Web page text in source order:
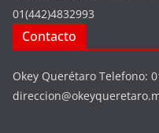
01(442)4832993
Contacto
Okey Querétaro Telefono: